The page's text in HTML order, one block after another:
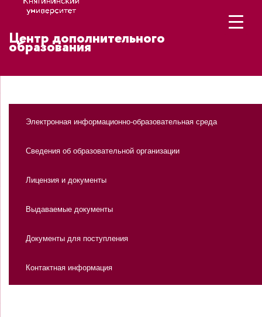
Центр дополнительного
образования
Электронная информационно-образовательная среда
Сведения об образовательной организации
Лицензия и документы
Выдаваемые документы
Документы для поступления
Контактная информация